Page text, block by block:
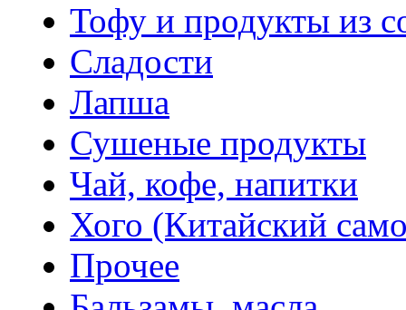
Тофу и продукты из
Сладости
Лапша
Сушеные продукты
Чай, кофе, напитки
Хого (Китайский
Прочее